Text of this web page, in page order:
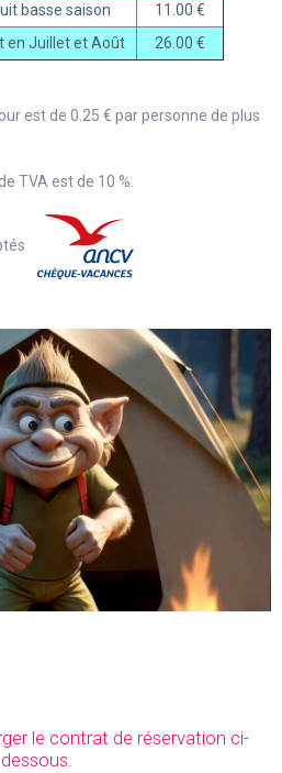
basse saison
11.00 €
en Juillet et Août
26.00 €
est de 0.25 € par personne de plus
TVA est de 10 %.
le contrat de réservation ci-
dessous.